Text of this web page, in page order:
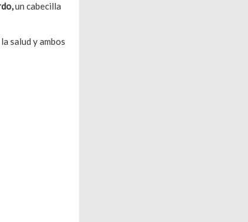
un cabecilla
salud y ambos